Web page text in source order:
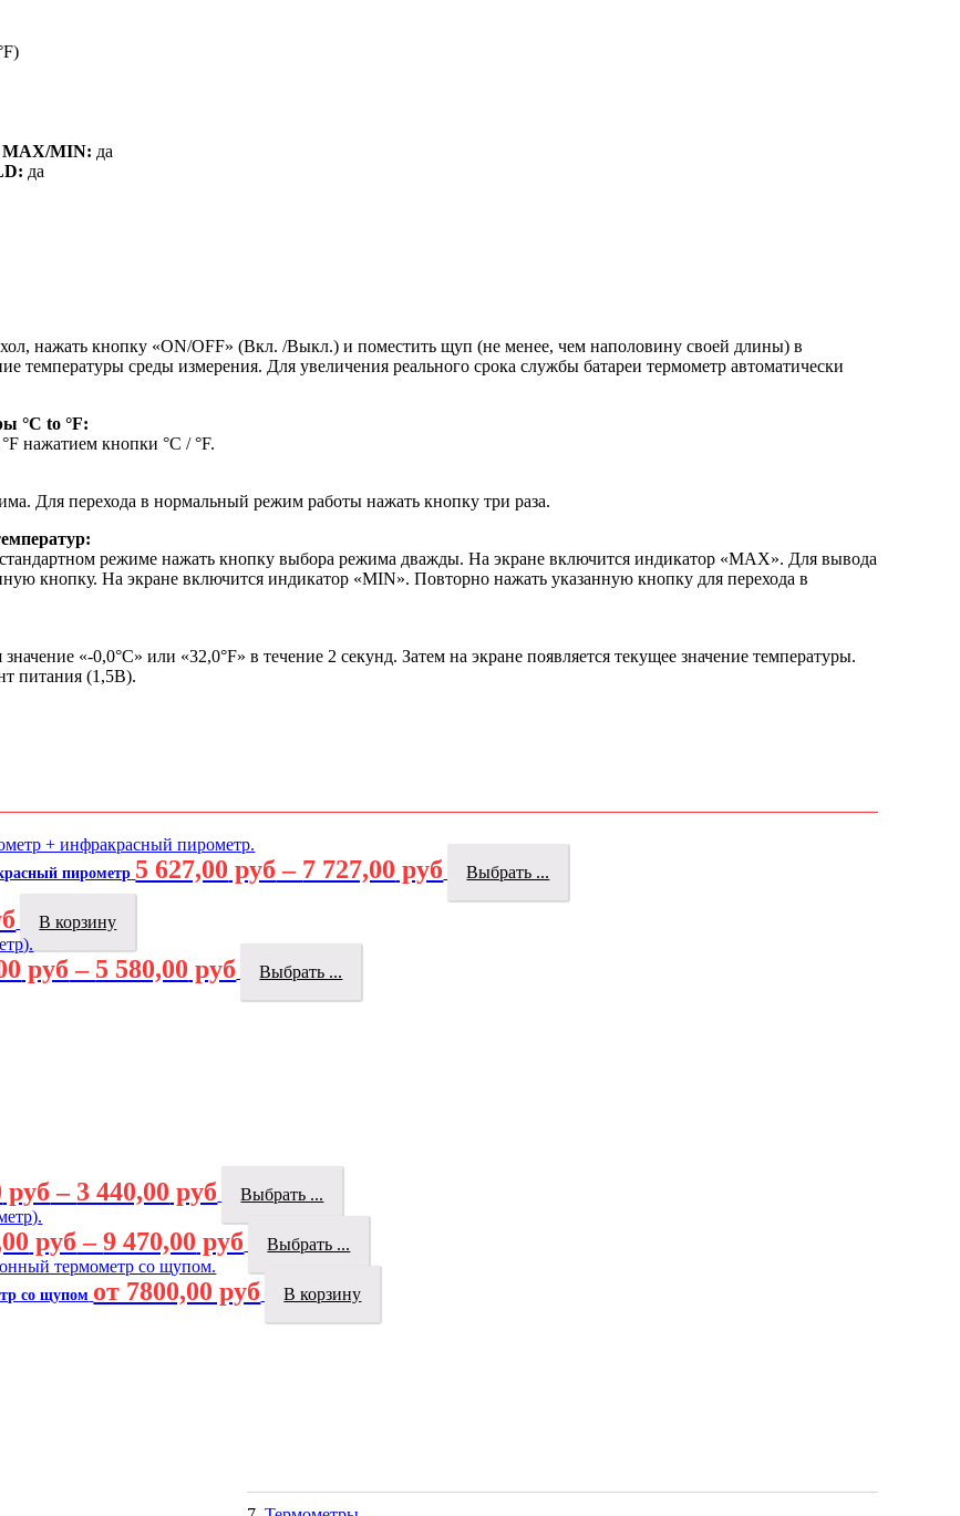
MAX/MIN: да
да
нажать кнопку «ON/OFF» (Вкл. /Выкл.) и поместить щуп (не менее, чем наполовину своей длины) в
температуры среды измерения. Для увеличения реального срока службы батареи термометр автоматически
°C to °F:
нажатием кнопки °C / °F.
Для перехода в нормальный режим работы нажать кнопку три раза.
режиме нажать кнопку выбора режима дважды. На экране включится индикатор «МАХ». Для вывода
кнопку. На экране включится индикатор «MIN». Повторно нажать указанную кнопку для перехода в
«-0,0°С» или «32,0°F» в течение 2 секунд. Затем на экране появляется текущее значение температуры.
питания (1,5В).
пирометр 5 627,00 руб – 7 727,00 руб Выбрать ...
В корзину
руб – 5 580,00 руб Выбрать ...
руб – 3 440,00 руб
Выбрать ...
руб –9 470,00 руб Выбрать ...
со щупом от 7800,00 руб В корзину